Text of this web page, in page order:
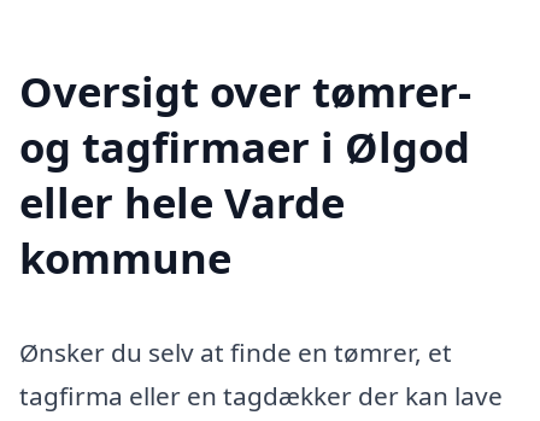
Oversigt over tømrer-
og tagfirmaer i Ølgod
eller hele Varde
kommune
Ønsker du selv at finde en tømrer, et
tagfirma eller en tagdækker der kan lave